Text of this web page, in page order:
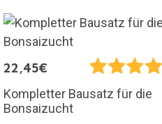
22,45€
Kompletter Bausatz für die
Bonsaizucht